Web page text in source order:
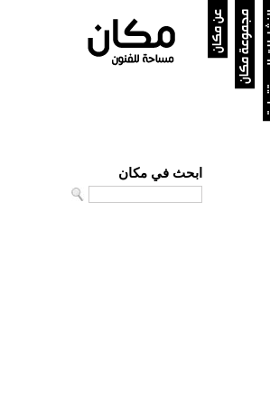
عن مكان مجموعة مكان
ابحث في مكان